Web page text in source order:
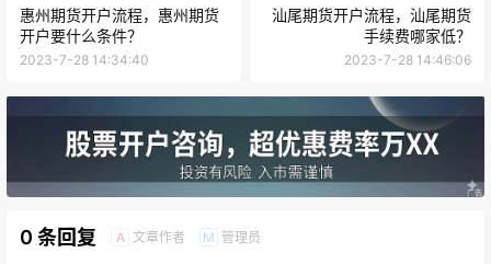
惠州期货开户流程，惠州期货
开户要什么条件？
2023-7-28 14:34:40
汕尾期货开户流程，汕尾期货
手续费哪家低？
2023-7-28 14:46:06
0 条回复 A 文章作者 M 管理员